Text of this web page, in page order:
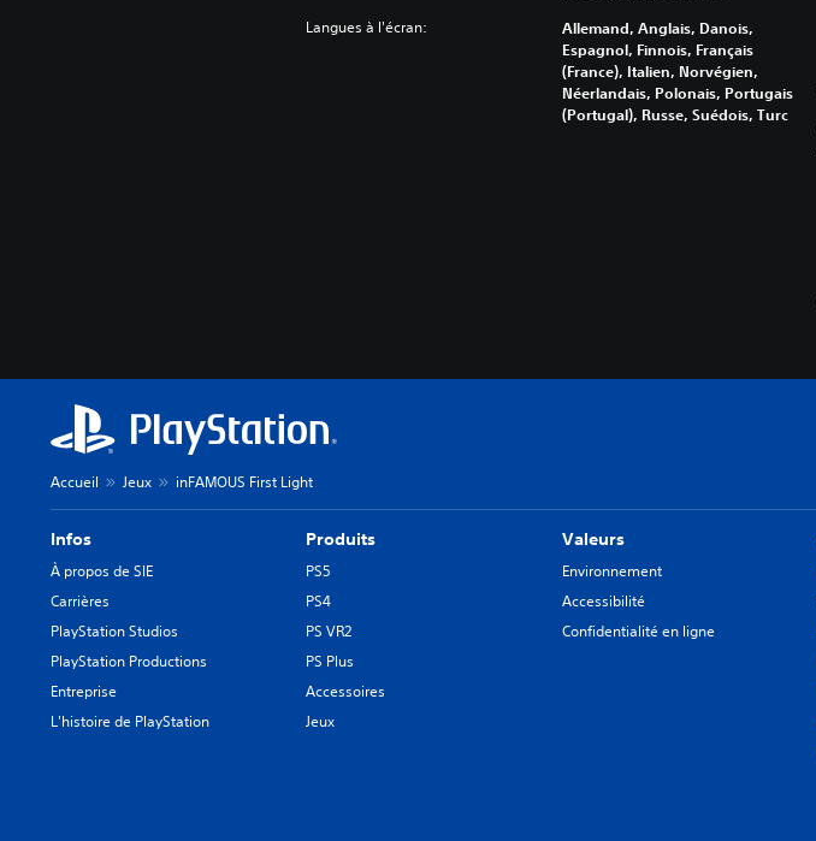
Langues à l'écran:
Allemand, Anglais, Danois,
Espagnol, Finnois, Français
(France), Italien, Norvégien,
Néerlandais, Polonais, Portugais
(Portugal), Russe, Suédois, Turc
Accueil Jeux inFAMOUS First Light
Infos
À propos de SIE
Carrières
PlayStation Studios
PlayStation Productions
Entreprise
L'histoire de PlayStation
Produits
PS5
PS4
PS VR2
PS Plus
Accessoires
Jeux
Valeurs
Environnement
Accessibilité
Confidentialité en ligne